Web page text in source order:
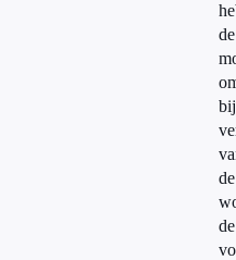
de
bij
de
de